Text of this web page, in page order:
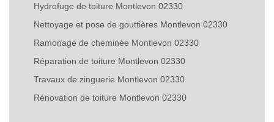
Hydrofuge de toiture Montlevon 02330
Nettoyage et pose de gouttières Montlevon 02330
Ramonage de cheminée Montlevon 02330
Réparation de toiture Montlevon 02330
Travaux de zinguerie Montlevon 02330
Rénovation de toiture Montlevon 02330